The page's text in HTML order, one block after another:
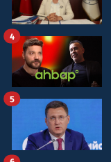
4
5